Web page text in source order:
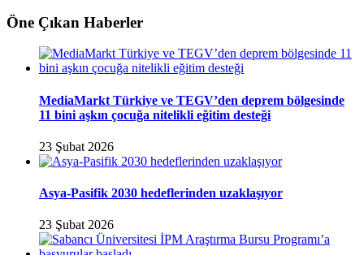
Öne Çıkan Haberler
MediaMarkt Türkiye ve TEGV’den deprem bölgesinde
11 bini aşkın çocuğa nitelikli eğitim desteği
23 Şubat 2026
Asya-Pasifik 2030 hedeflerinden uzaklaşıyor
23 Şubat 2026